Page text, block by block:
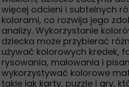
więcej odcieni i subtelnych
kolorami, co rozwija jego
analizy. Wykorzystanie
dziecka może przybierać
używać kolorowych kredek,
rysowania, malowania i
wykorzystywać kolorowe
takie jak karty, puzzle i gry,